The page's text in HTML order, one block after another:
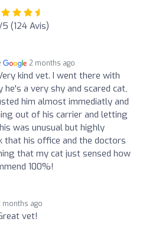
/5 (124 Avis)
2 months ago
kind vet. I went there with
he's a very shy and scared cat,
him almost immediatly and
out of his carrier and letting
was unusual but highly
that his office and the doctors
that my cat just sensed how
100%!
months ago
vet!